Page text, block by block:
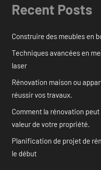
Recent Posts
Construire des meubles en
Techniques avancées en
laser
Rénovation maison ou
réussir vos travaux.
Comment la rénovation
valeur de votre propriété.
Planification de projet de
le début